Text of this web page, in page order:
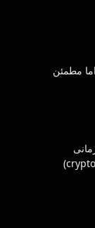
مطمئن